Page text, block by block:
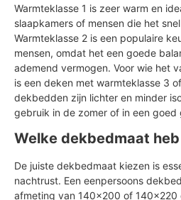
Warmteklasse 1 is zeer warm en
slaapkamers of mensen die het
Warmteklasse 2 is een populaire
mensen, omdat het een goede
ademend vermogen. Voor wie het
is een deken met warmteklasse 3
dekbedden zijn lichter en minder
gebruik in de zomer of in een goed
Welke dekbedmaat
De juiste dekbedmaat kiezen is
nachtrust. Een eenpersoons
afmeting van 140x200 of 140x220